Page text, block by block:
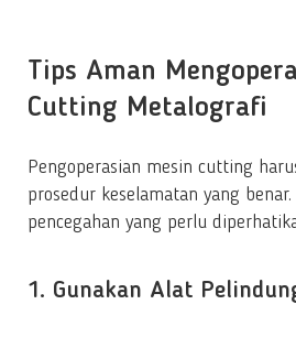
Tips Aman
Cutting Metalografi
Pengoperasian mesin cutting
prosedur keselamatan yang
pencegahan yang perlu
1. Gunakan Alat